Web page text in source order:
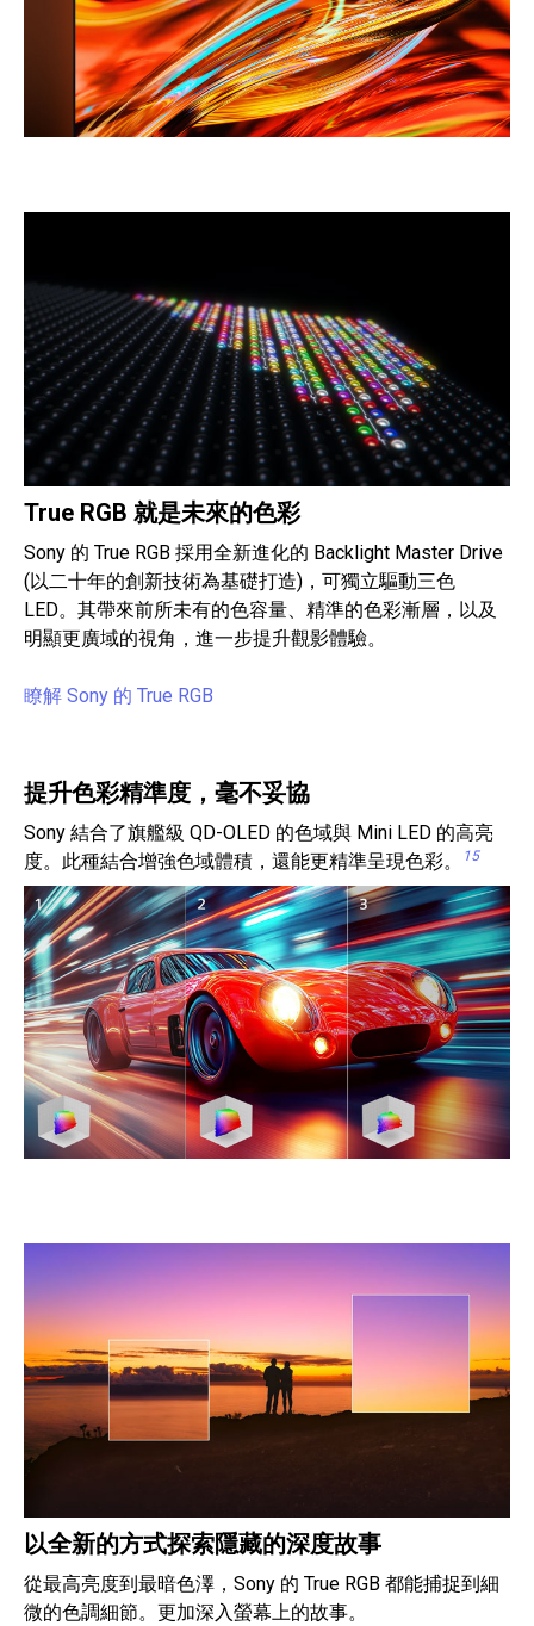
True RGB 就是未來的色彩
Sony 的 True RGB 採用全新進化的 Backlight Master Drive
(以二十年的創新技術為基礎打造)，可獨立驅動三色
LED。其帶來前所未有的色容量、精準的色彩漸層，以及
明顯更廣域的視角，進一步提升觀影體驗。
瞭解 Sony 的 True RGB
提升色彩精準度，毫不妥協
Sony 結合了旗艦級 QD-OLED 的色域與 Mini LED 的高亮
度。此種結合增強色域體積，還能更精準呈現色彩。
15
以全新的方式探索隱藏的深度故事
從最高亮度到最暗色澤，Sony 的 True RGB 都能捕捉到細
微的色調細節。更加深入螢幕上的故事。